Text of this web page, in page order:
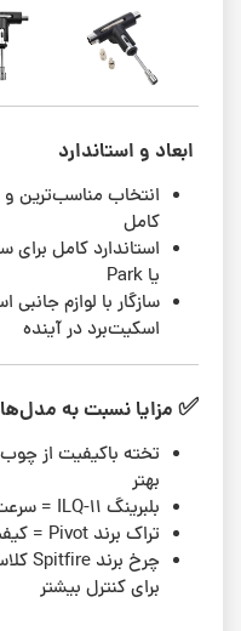
ابعاد و استاندارد
انتخاب مناسب‌ترین و
کامل
یا Park
سازگار با لوازم جانبی
اسکیت‌برد در آینده
✅ مزایا نسبت به
تخته با‌کیفیت از چوب
بهتر
بلبرینگ ILQ-11 = سرعت بالا + حرکت نرم
تراک برند Pivot = کیفیت و دوام بالا + تعادل بهتر
برای کنترل بیشتر